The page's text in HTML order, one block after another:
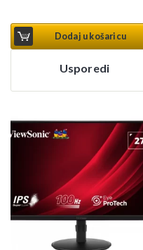
Dodaj u košaricu
Usporedi